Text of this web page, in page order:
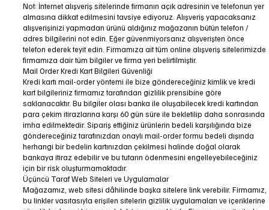
Not: İnternet alışveriş sitelerinde firmanın açık adresinin ve telefonun yer
almasına dikkat edilmesini tavsiye ediyoruz. Alışveriş yapacaksanız
alışverişinizi yapmadan ürünü aldığınız mağazanın bütün telefon /
adres bilgilerini not edin. Eğer güvenmiyorsanız alışverişten önce
telefon ederek teyit edin. Firmamıza ait tüm online alışveriş sitelerimizde
firmamıza dair tüm bilgiler ve firma yeri belirtilmiştir.
Mail Order Kredi Kart Bilgileri Güvenliği
Kredi kartı mail-order yöntemi ile bize göndereceğiniz kimlik ve kredi
kart bilgileriniz firmamız tarafından gizlilik prensibine göre
saklanacaktır. Bu bilgiler olası banka ile oluşabilecek kredi kartından
para çekim itirazlarına karşı 60 gün süre ile bekletilip daha sonrasında
imha edilmektedir. Sipariş ettiğiniz ürünlerin bedeli karşılığında bize
göndereceğiniz tarafınızdan onaylı mail-order formu bedeli dışında
herhangi bir bedelin kartınızdan çekilmesi halinde doğal olarak
bankaya itiraz edebilir ve bu tutarın ödenmesini engelleyebileceğiniz
için bir risk oluşturmamaktadır.
Üçüncü Taraf Web Siteleri ve Uygulamalar
Mağazamız, web sitesi dâhilinde başka sitelere link verebilir. Firmamız,
bu linkler vasıtasıyla erişilen sitelerin gizlilik uygulamaları ve içeriklerine